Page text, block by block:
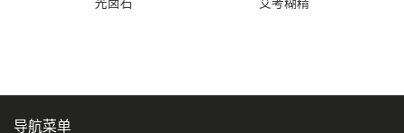
光卤石 艾考糊精
导航菜单